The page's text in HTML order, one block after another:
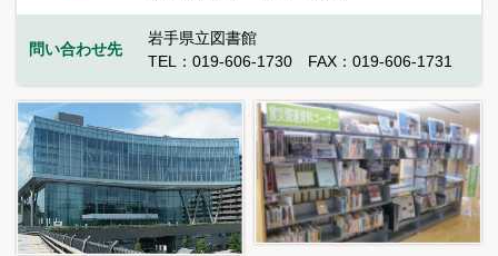
問い合わせ先
岩手県立図書館
TEL：019-606-1730 FAX：019-606-1731